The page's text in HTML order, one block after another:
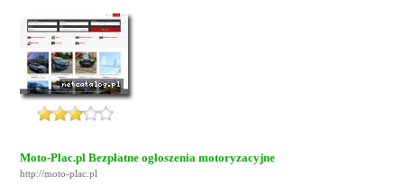
Moto-Plac.pl Bezpłatne ogłoszenia motoryzacyjne
http://moto-plac.pl